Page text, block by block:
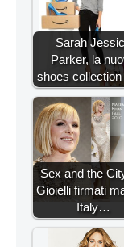
Sarah
Parker, la
shoes
Sex and the
Gioielli firmati
Italy…